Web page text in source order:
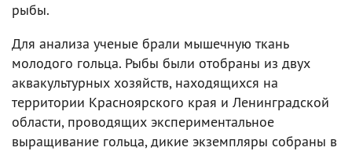
рыбы.
Для анализа ученые брали мышечную ткань
молодого гольца. Рыбы были отобраны из двух
аквакультурных хозяйств, находящихся на
территории Красноярского края и Ленинградской
области, проводящих экспериментальное
выращивание гольца, дикие экземпляры собраны в